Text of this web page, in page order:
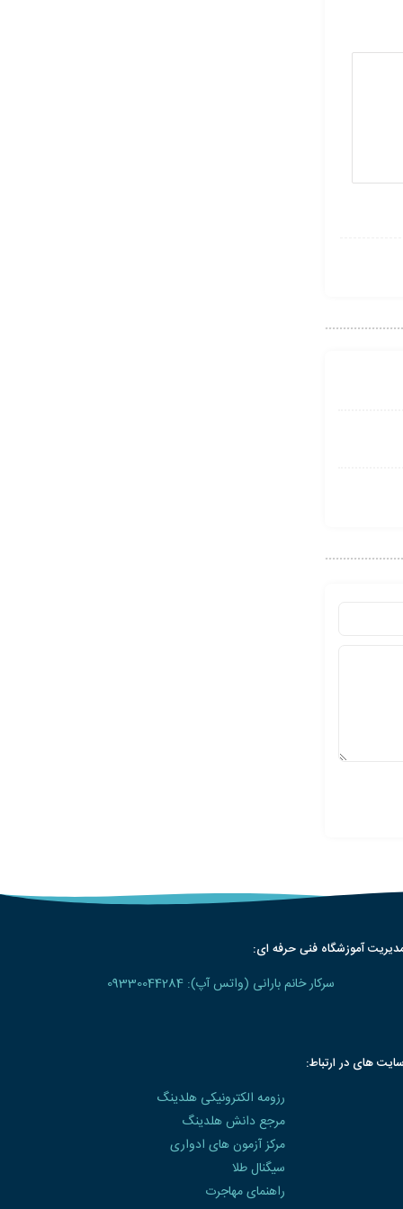
آموزشگاه فنی حرفه ای:
سرکار خانم بارانی (واتس آپ): 09330044284
سایت های در ارتباط:
رزومه الکترونیکی هلدینگ
مرجع دانش هلدینگ
مرکز آزمون های ادواری
سیگنال طلا
راهنمای مهاجرت